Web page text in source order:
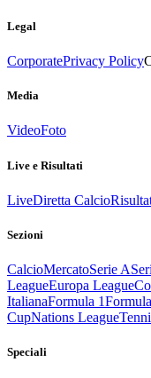
Legal
CorporatePrivacy Policy
Media
VideoFoto
Live e Risultati
LiveDiretta Calcio
Sezioni
CalcioMercatoSerie A
LeagueEuropa League
ItalianaFormula 1
CupNations League
Speciali